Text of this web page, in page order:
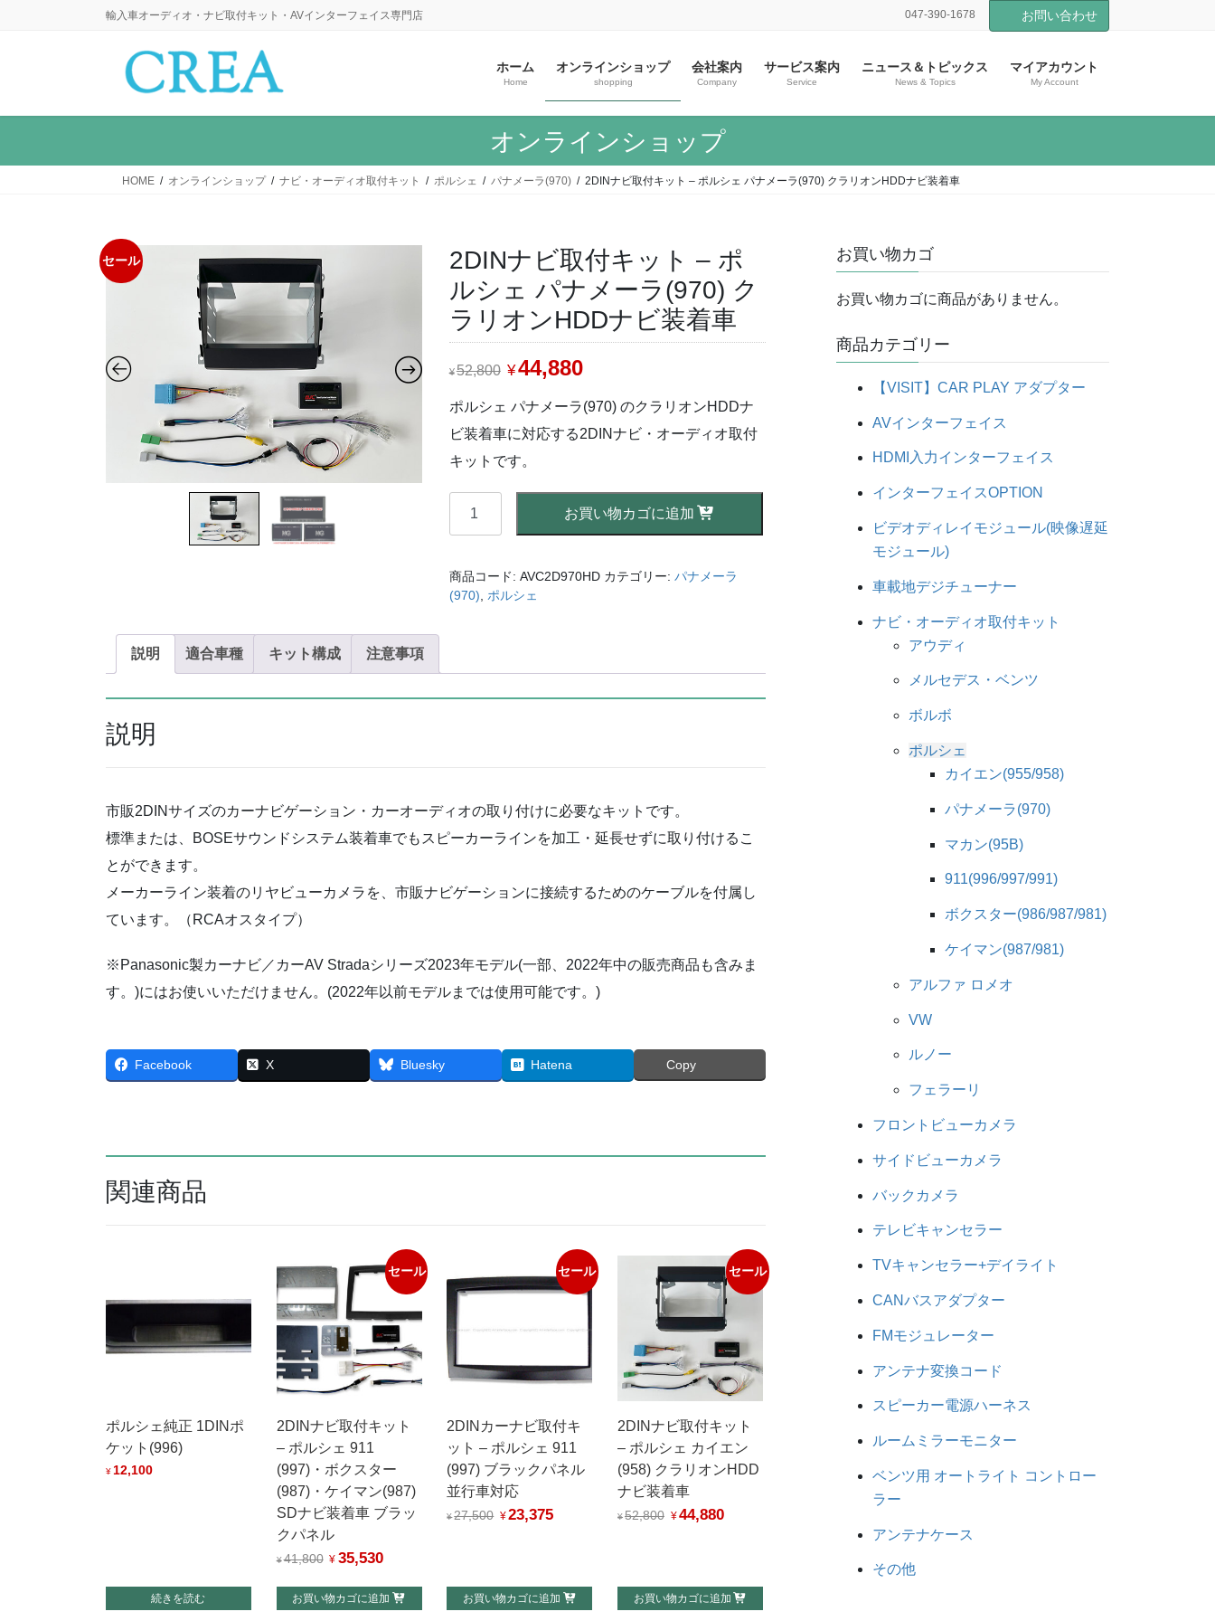
に
ョ
輸入車オーディオ・ナビ取付キット・AVインターフェイス専門店 047-390-1678 お問い合わせ
ホーム
Home
オンラインショップ
shopping
会社案内
Company
サービス案内
Service
ニュース＆トピックス
News & Topics
マイアカウント
My Account
オンラインショップ
HOME オンラインショップ ナビ・オーディオ取付キット ポルシェ パナメーラ(970) 2DINナビ取付キット – ポルシェ パナメーラ(970) クラリオンHDDナビ装着車
セール
2DINナビ取付キット – ポ
ルシェ パナメーラ(970) ク
ラリオンHDDナビ装着車
¥52,800 元
の
格
¥52,800
し
¥44,880現
価
は
ポルシェ パナメーラ(970) のクラリオンHDDナ
ビ装着車に対応する2DINナビ・オーディオ取付
キットです。
取
付
-
ポ
ナ
(970)
リ
ン
個
お買い物カゴに追加
商品コード: AVC2D970HD カテゴリー: パナメーラ
(970)
ポルシェ
説明 適合車種 キット構成 注意事項
説明
市販2DINサイズのカーナビゲーション・カーオーディオの取り付けに必要なキットです。
標準または、BOSEサウンドシステム装着車でもスピーカーラインを加工・延長せずに取り付けるこ
とができます。
メーカーライン装着のリヤビューカメラを、市販ナビゲーションに接続するためのケーブルを付属し
ています。（RCAオスタイプ）
※Panasonic製カーナビ／カーAV Stradaシリーズ2023年モデル(一部、2022年中の販売商品も含みま
す。)にはお使いいただけません。(2022年以前モデルまでは使用可能です。)
Facebook X Bluesky Hatena Copy
関連商品
ポルシェ純正 1DINポ
ケット(996)
¥12,100
続きを読む
セール
2DINナビ取付キット
– ポルシェ 911
(997)・ボクスター
(987)・ケイマン(987)
SDナビ装着車 ブラッ
クパネル
¥41,800 元
価
¥ 35,530現
の
お買い物カゴに追加
セール
2DINカーナビ取付キ
ット – ポルシェ 911
(997) ブラックパネル
並行車対応
¥27,500 元
格
は
¥23,375現
価
格
お買い物カゴに追加
セール
2DINナビ取付キット
– ポルシェ カイエン
(958) クラリオンHDD
ナビ装着車
¥52,800 元
格
は
¥44,880現
価
格
お買い物カゴに追加
お買い物カゴ
お買い物カゴに商品がありません。
商品カテゴリー
【VISIT】CAR PLAY アダプター
AVインターフェイス
HDMI入力インターフェイス
インターフェイスOPTION
ビデオディレイモジュール(映像遅延
モジュール)
車載地デジチューナー
ナビ・オーディオ取付キット
アウディ
メルセデス・ベンツ
ボルボ
ポルシェ
カイエン(955/958)
パナメーラ(970)
マカン(95B)
911(996/997/991)
ボクスター(986/987/981)
ケイマン(987/981)
アルファ ロメオ
VW
ルノー
フェラーリ
フロントビューカメラ
サイドビューカメラ
バックカメラ
テレビキャンセラー
TVキャンセラー+デイライト
CANバスアダプター
FMモジュレーター
アンテナ変換コード
スピーカー電源ハーネス
ルームミラーモニター
ベンツ用 オートライト コントロー
ラー
アンテナケース
その他